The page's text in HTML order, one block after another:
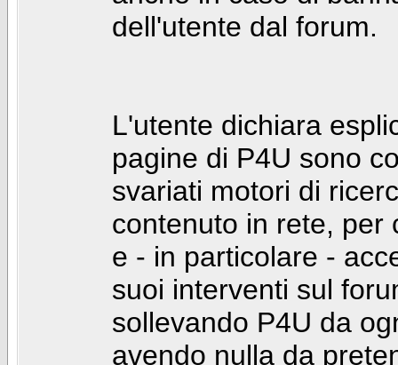
dell'utente dal forum.
L'utente dichiara
pagine di P4U sono
svariati motori di
contenuto in rete, per
e - in particolare -
suoi interventi sul
sollevando P4U da
avendo nulla da